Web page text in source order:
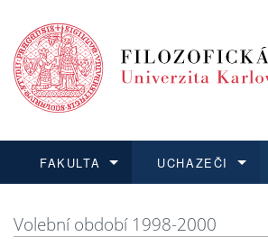
FAKULTA UCHAZEČI
Volební období 1998-2000